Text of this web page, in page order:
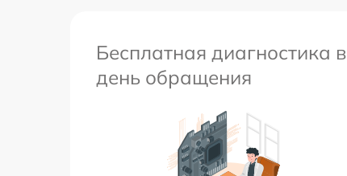
Бесплатная диагностика в
день обращения